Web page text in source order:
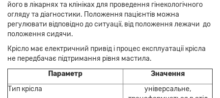
його в лікарнях та клініках для проведення гінекологічного
огляду та діагностики. Положення пацієнтів можна
регулювати відповідно до ситуації, від положення лежачи до
положення сидячи.
Крісло має електричний привід і процес експлуатації крісла
не передбачає підтримання рівня мастила.
Параметр
Значення
Тип крісла
універсальне,